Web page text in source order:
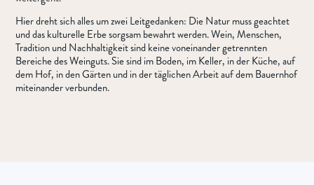
Hier dreht sich alles um zwei Leitgedanken: Die Natur muss geachtet
und das kulturelle Erbe sorgsam bewahrt werden. Wein, Menschen,
Tradition und Nachhaltigkeit sind keine voneinander getrennten
Bereiche des Weinguts. Sie sind im Boden, im Keller, in der Küche, auf
dem Hof, in den Gärten und in der täglichen Arbeit auf dem Bauernhof
miteinander verbunden.